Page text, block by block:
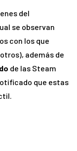
del
se observan
con los que
además de
de las Steam
que estas